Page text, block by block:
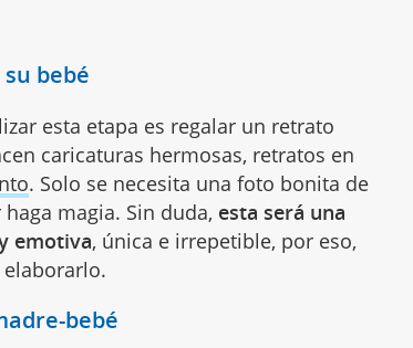
bebé
esta etapa es regalar un retrato
caricaturas hermosas, retratos en
. Solo se necesita una foto bonita de
magia. Sin duda, esta será una
emotiva, única e irrepetible, por eso,
bebé